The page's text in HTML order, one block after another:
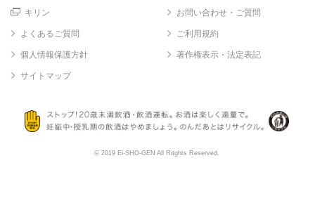
キリン お問い合わせ・ご質問
よくあるご質問 ご利用規約
個人情報保護方針 著作権表示・法定表記
サイトマップ
© 2019 Ei-SHO-GEN All Ritghts Reserved.